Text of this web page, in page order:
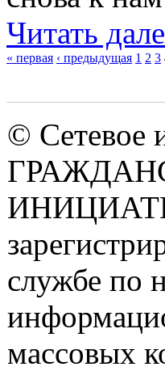
Читать
« первая ‹ предыдущая 1 2 3
© Сетевое
службе по
массовых